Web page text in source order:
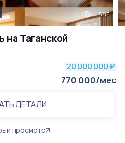
на Таганской
585
20 000 000 ₽
770 000/мес
ДЕТАЛИ
просмотр